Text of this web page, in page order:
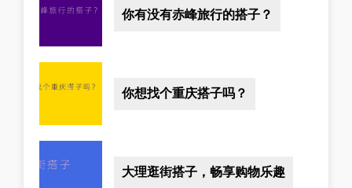
你有没有赤峰旅行的搭子？
你想找个重庆搭子吗？
大理逛街搭子，畅享购物乐趣